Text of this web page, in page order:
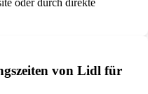
oder durch direkte
von Lidl für